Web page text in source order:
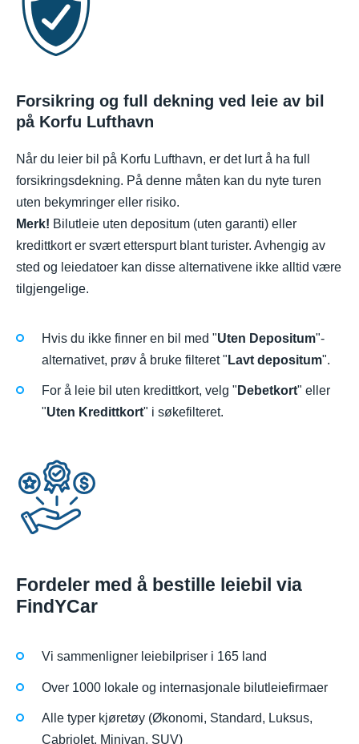
Forsikring og full dekning ved leie av bil
på Korfu Lufthavn
Når du leier bil på Korfu Lufthavn, er det lurt å ha full
forsikringsdekning. På denne måten kan du nyte turen
uten bekymringer eller risiko.
Merk! Bilutleie uten depositum (uten garanti) eller
kredittkort er svært etterspurt blant turister. Avhengig av
sted og leiedatoer kan disse alternativene ikke alltid være
tilgjengelige.
Hvis du ikke finner en bil med "Uten Depositum"-
alternativet, prøv å bruke filteret " Lavt depositum".
For å leie bil uten kredittkort, velg " Debetkort" eller
"Uten Kredittkort" i søkefilteret.
Fordeler med å bestille leiebil via
FindYCar
Vi sammenligner leiebilpriser i 165 land
Over 1000 lokale og internasjonale bilutleiefirmaer
Alle typer kjøretøy (Økonomi, Standard, Luksus,
Cabriolet, Minivan, SUV)